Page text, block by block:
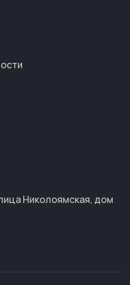
Николоямская, дом